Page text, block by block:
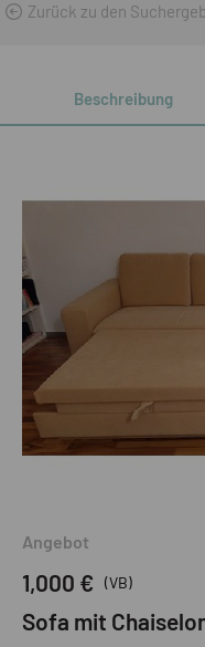
Zurück zu den
Beschreibung
Angebot
1,000 € (VB)
Sofa mit